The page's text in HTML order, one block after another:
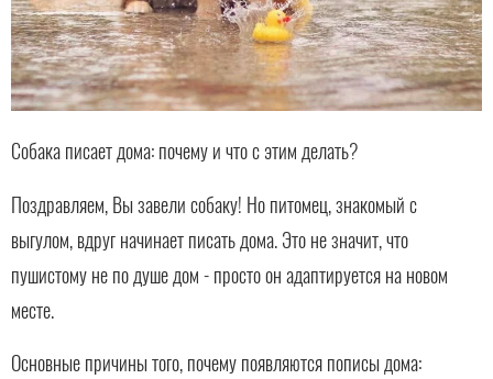
Собака писает дома: почему и что с этим делать?
Поздравляем, Вы завели собаку! Но питомец, знакомый с
выгулом, вдруг начинает писать дома. Это не значит, что
пушистому не по душе дом - просто он адаптируется на новом
месте.
Основные причины того, почему появляются пописы дома: